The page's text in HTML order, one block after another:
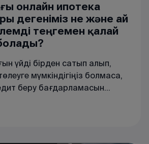
онлайн ипотека
дегеніміз не және ай
теңгемен қалай
үйді бірден сатып алып,
мүмкіндігіңіз болмаса,
беру бағдарламасын
кредитке сатып алып,